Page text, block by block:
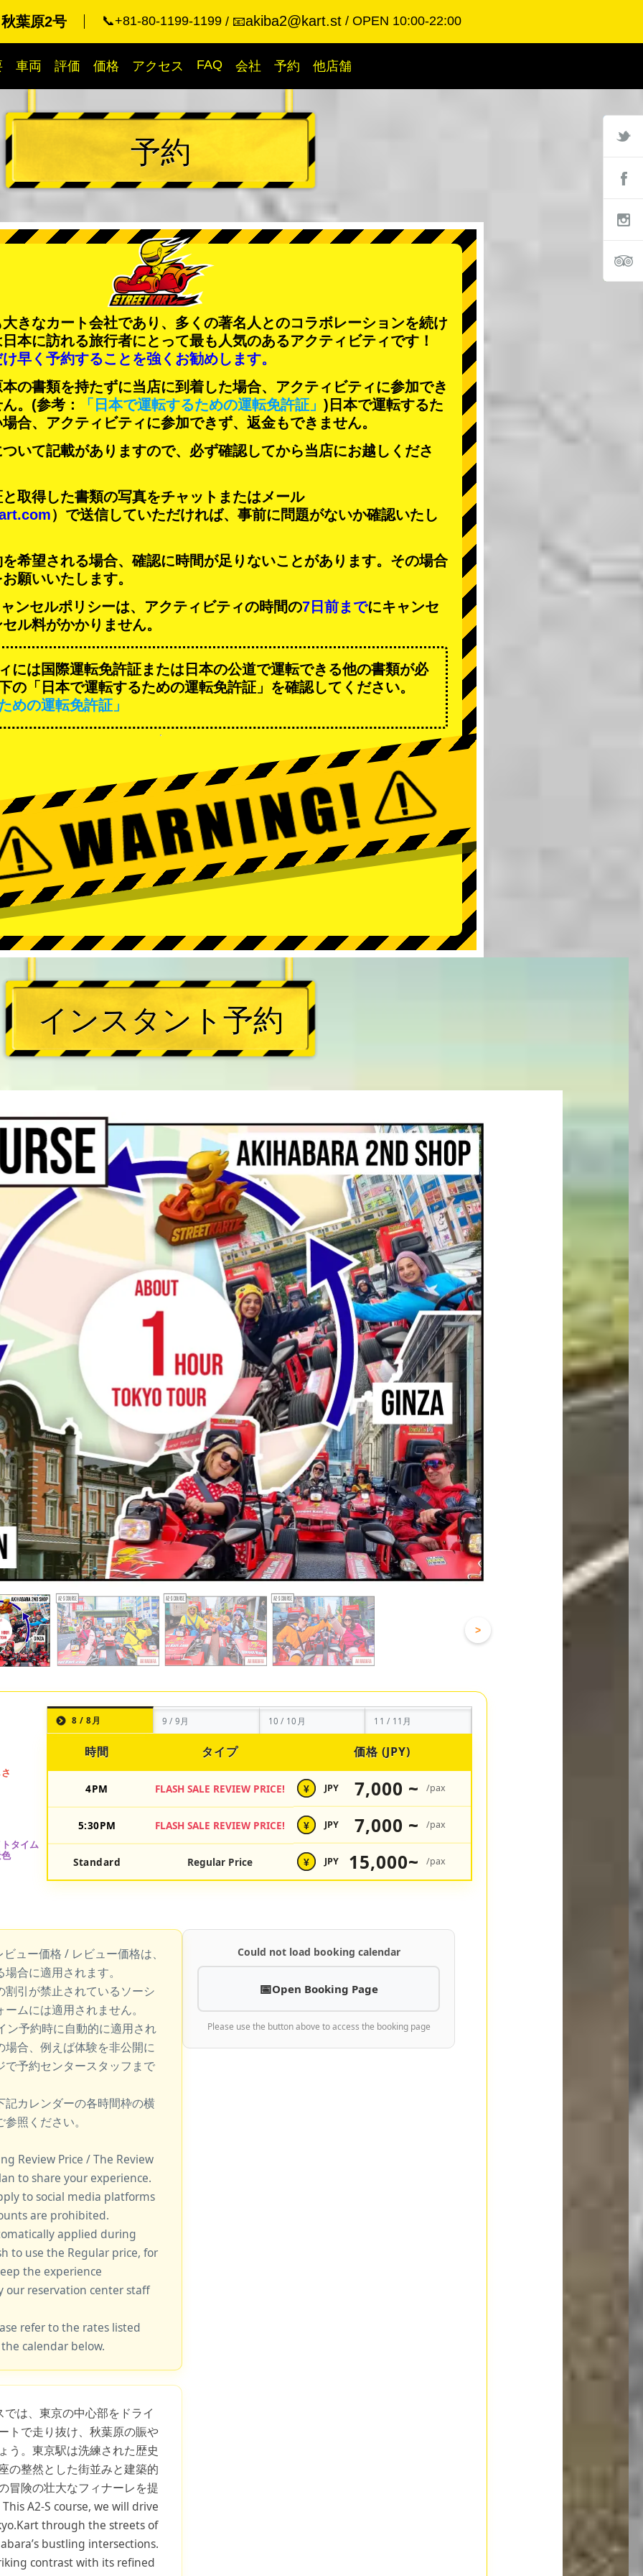
葉原2号 📞+81-80-1199-1199 📧akiba2@kart.st OPEN 10:00-22:00
車両 評価 価格 アクセス FAQ 会社 予約 他店舗
予約
きなカート会社であり、 多くの著名人 とのコラボレーションを続け
本に訪れる旅行者にとって最も人気のあるアクティビティです！
早く予約することを強くお勧めします。
の書類を持たずに当店に到着した場合、アクティビティに参加でき
。 (参考： 「日本で運転するための運転免許証」 )日本で運転するた
合、アクティビティに参加できず、返金もできません。
いて記載がありますので、必ず確認してから当店にお越しくださ
取得した書類の写真をチャットまたはメール
）で送信していただければ、事前に問題がないか確認いたし
希望される場合、確認に時間が足りないことがあります。その場合
願いいたします。
ンセルポリシーは、アクティビティの時間の7日前までにキャンセ
ル料がかかりません。
には国際運転免許証または日本の公道で運転できる他の書類が必
の「日本で運転するための運転免許証」を確認してください。
めの運転免許証」
インスタント予約
>
8 / 8月 9 / 9月 10 / 10月 11 / 11月
時間 タイプ 価格 (JPY)
4PM FLASH SALE REVIEW PRICE! ¥ JPY 7,000 ~ /pax
5:30PM FLASH SALE REVIEW PRICE! ¥ JPY 7,000 ~ /pax
Standard Regular Price ¥ JPY 15,000~ /pax
ュー価格 / レビュー価格は、
合に適用されます。
引が禁止されているソーシ
ムには適用されません。
予約時に自動的に適用され
合、例えば体験を非公開に
予約センタースタッフまで
カレンダーの各時間枠の横
照ください。
Review Price / The Review
to share your experience.
to social media platforms
are prohibited.
applied during
to use the Regular price, for
the experience
our reservation center staff
refer to the rates listed
calendar below.
は、東京の中心部をドライ
トで走り抜け、秋葉原の賑や
う。東京駅は洗練された歴史
の整然とした街並みと建築的
冒険の壮大なフィナーレを提
A2-S course, we will drive
through the streets of
bustling intersections.
contrast with its refined
Could not load booking calendar
Open Booking Page
Please use the button above to access the booking page